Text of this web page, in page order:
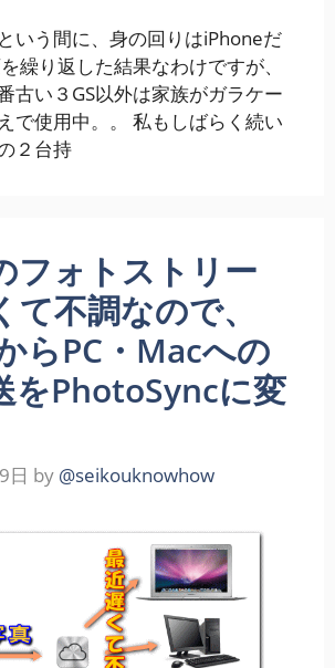
いう間に、身の回りはiPhoneだ
繰り返した結果なわけですが、
古い３GS以外は家族がガラケー
で使用中。。 私もしばらく続い
２台持
フォトストリー
て不調なので、
らPC・Macへの
をPhotoSyncに変
日 by @seikouknowhow